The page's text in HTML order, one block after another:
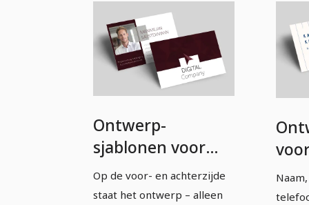
Ontwerp-
sjablonen voor
visitekaartjes -
Versie 15
Op de voor- en achterzijde
staat het ontwerp – alleen
–